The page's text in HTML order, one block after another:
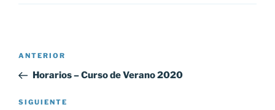
Navegación
entradas
Entrada
anterior:
ANTERIOR
Horarios – Curso de Verano 2020
Siguiente
SIGUIENTE